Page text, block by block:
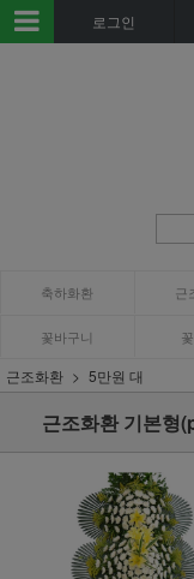
로그인
축하화환 근
꽃바구니
근조화환 5만원 대
근조화환 기본형